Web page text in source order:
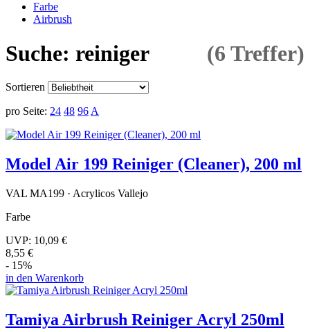
Farbe
Airbrush
Suche: reiniger (6 Treffer)
Sortieren
pro Seite: 24 48 96 A
Model Air 199 Reiniger (Cleaner), 200 ml
VAL MA199 · Acrylicos Vallejo
Farbe
UVP: 10,09 €
8,55 €
- 15%
in den Warenkorb
Tamiya Airbrush Reiniger Acryl 250ml